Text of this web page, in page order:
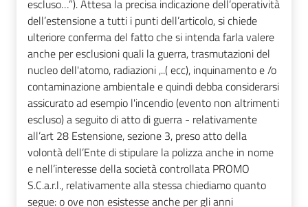
escluso…”). Attesa la precisa indicazione dell’operatività
dell’estensione a tutti i punti dell’articolo, si chiede
ulteriore conferma del fatto che si intenda farla valere
anche per esclusioni quali la guerra, trasmutazioni del
nucleo dell'atomo, radiazioni ,..( ecc), inquinamento e /o
contaminazione ambientale e quindi debba considerarsi
assicurato ad esempio l'incendio (evento non altrimenti
escluso) a seguito di atto di guerra - relativamente
all’art 28 Estensione, sezione 3, preso atto della
volontà dell’Ente di stipulare la polizza anche in nome
e nell’interesse della società controllata PROMO
S.C.a.r.l., relativamente alla stessa chiediamo quanto
segue: o ove non esistesse anche per gli anni